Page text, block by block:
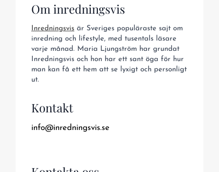
Om inredningsvis
Inredningsvis är Sveriges populäraste sajt om
inredning och lifestyle, med tusentals läsare
varje månad. Maria Ljungström har grundat
Inredningsvis och hon har ett sant öga för hur
man kan få ett hem att se lyxigt och personligt
ut.
Kontakt
info@inredningsvis.se